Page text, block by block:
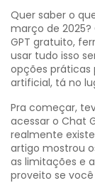
Quer saber o
março de
GPT gratuito,
usar tudo isso
opções práticas
artificial, tá no
Pra começar,
acessar o Chat
realmente
artigo mostrou
as limitações e
proveito se